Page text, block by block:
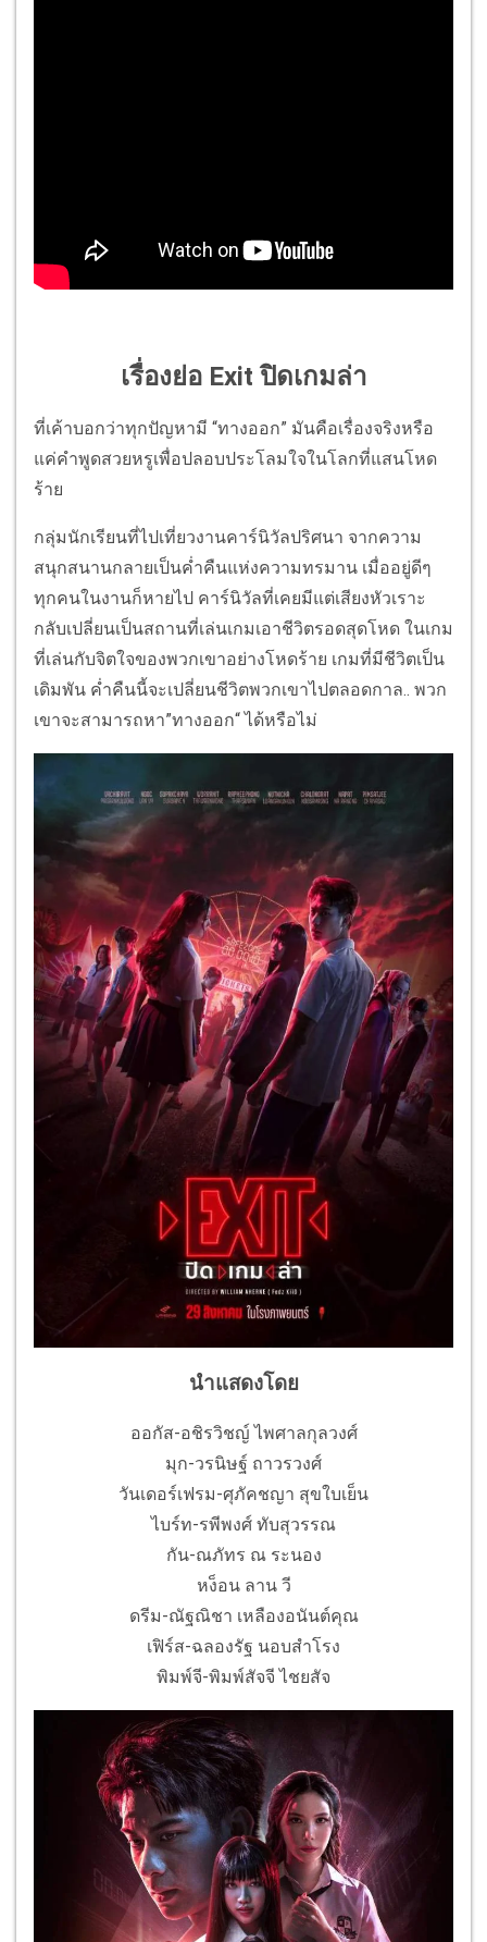
เรื่องย่อ Exit ปิดเกมล่า
ที่เค้าบอกว่าทุกปัญหามี “ทางออก” มันคือเรื่องจริงหรือ
แค่คำพูดสวยหรูเพื่อปลอบประโลมใจในโลกที่แสนโหด
ร้าย
กลุ่มนักเรียนที่ไปเที่ยวงานคาร์นิวัลปริศนา จากความ
สนุกสนานกลายเป็นค่ำคืนแห่งความทรมาน เมื่ออยู่ดีๆ
ทุกคนในงานก็หายไป คาร์นิวัลที่เคยมีแต่เสียงหัวเราะ
กลับเปลี่ยนเป็นสถานที่เล่นเกมเอาชีวิตรอดสุดโหด ในเกม
ที่เล่นกับจิตใจของพวกเขาอย่างโหดร้าย เกมที่มีชีวิตเป็น
เดิมพัน ค่ำคืนนี้จะเปลี่ยนชีวิตพวกเขาไปตลอดกาล.. พวก
เขาจะสามารถหา”ทางออก“ ได้หรือไม่
นำแสดงโดย
ออกัส-อชิรวิชญ์ ไพศาลกุลวงศ์
มุก-วรนิษฐ์ ถาวรวงศ์
วันเดอร์เฟรม-ศุภัคชญา สุขใบเย็น
ไบร์ท-รพีพงศ์ ทับสุวรรณ
กัน-ณภัทร ณ ระนอง
หง็อน ลาน วี
ดรีม-ณัฐณิชา เหลืองอนันต์คุณ
เฟิร์ส-ฉลองรัฐ นอบสำโรง
พิมพ์จี-พิมพ์สัจจี ไชยสัจ